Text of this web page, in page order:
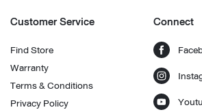
Customer Service
Find Store
Warranty
Terms & Conditions
Privacy Policy
Connect